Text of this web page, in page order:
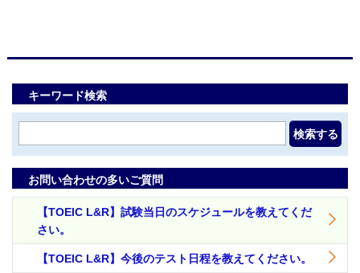
キーワード検索
検索する
お問い合わせの多いご質問
【TOEIC L&R】試験当日のスケジュールを教えてくだ
さい。
【TOEIC L&R】今後のテスト日程を教えてください。